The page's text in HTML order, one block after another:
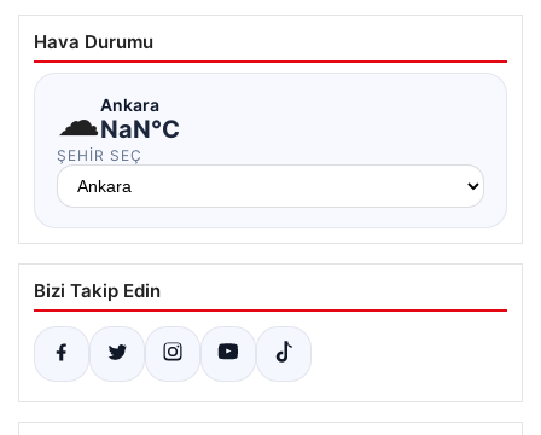
Hava Durumu
☁Ankara
NaN°C
ŞEHIR SEÇ
Bizi Takip Edin